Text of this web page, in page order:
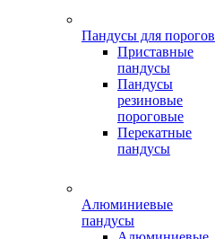
Пандусы для порогов
Приставные
пандусы
Пандусы
резиновые
пороговые
Перекатные
пандусы
Алюминиевые
пандусы